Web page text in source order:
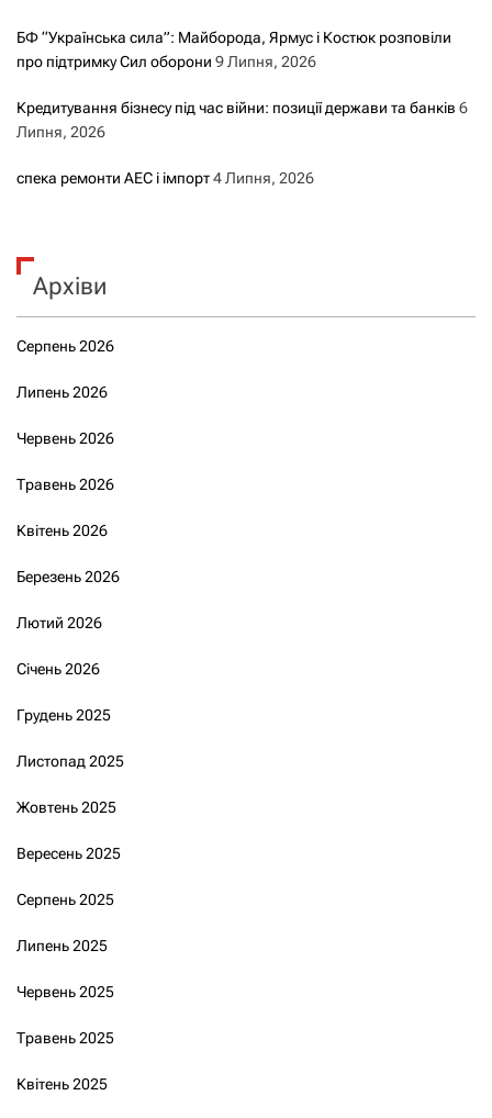
БФ “Українська сила”: Майборода, Ярмус і Костюк розповіли
про підтримку Сил оборони 9 Липня, 2026
Кредитування бізнесу під час війни: позиції держави та банків 6
Липня, 2026
спека ремонти АЕС і імпорт4 Липня, 2026
Архіви
Серпень 2026
Липень 2026
Червень 2026
Травень 2026
Квітень 2026
Березень 2026
Лютий 2026
Січень 2026
Грудень 2025
Листопад 2025
Жовтень 2025
Вересень 2025
Серпень 2025
Липень 2025
Червень 2025
Травень 2025
Квітень 2025